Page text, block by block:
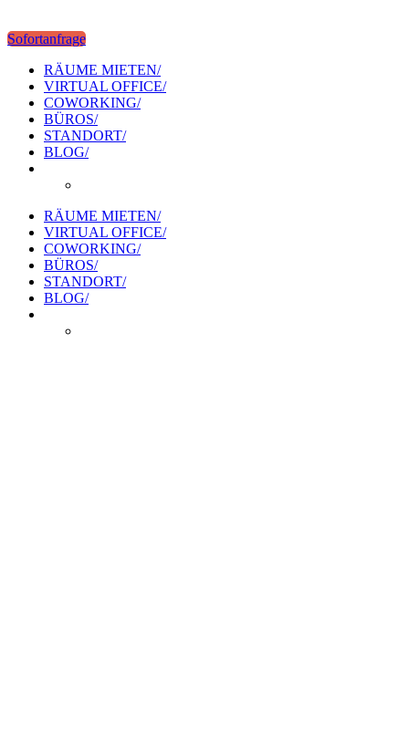
Sofortanfrage
RÄUME MIETEN/
VIRTUAL OFFICE/
COWORKING/
BÜROS/
STANDORT/
BLOG/
RÄUME MIETEN/
VIRTUAL OFFICE/
COWORKING/
BÜROS/
STANDORT/
BLOG/